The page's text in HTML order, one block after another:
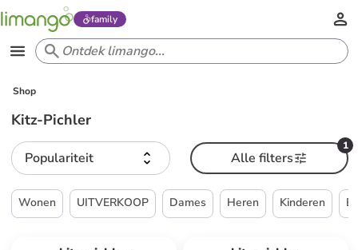
family
Shop
Kitz-Pichler
Populariteit
1
Alle filters
Wonen UITVERKOOP Dames Heren Kinderen